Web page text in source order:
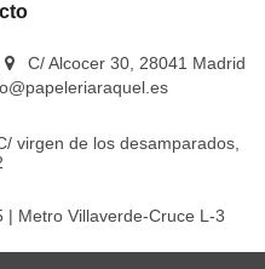
C/ Alcocer 30, 28041 Madrid
virgen de los desamparados,
| Metro Villaverde-Cruce L-3